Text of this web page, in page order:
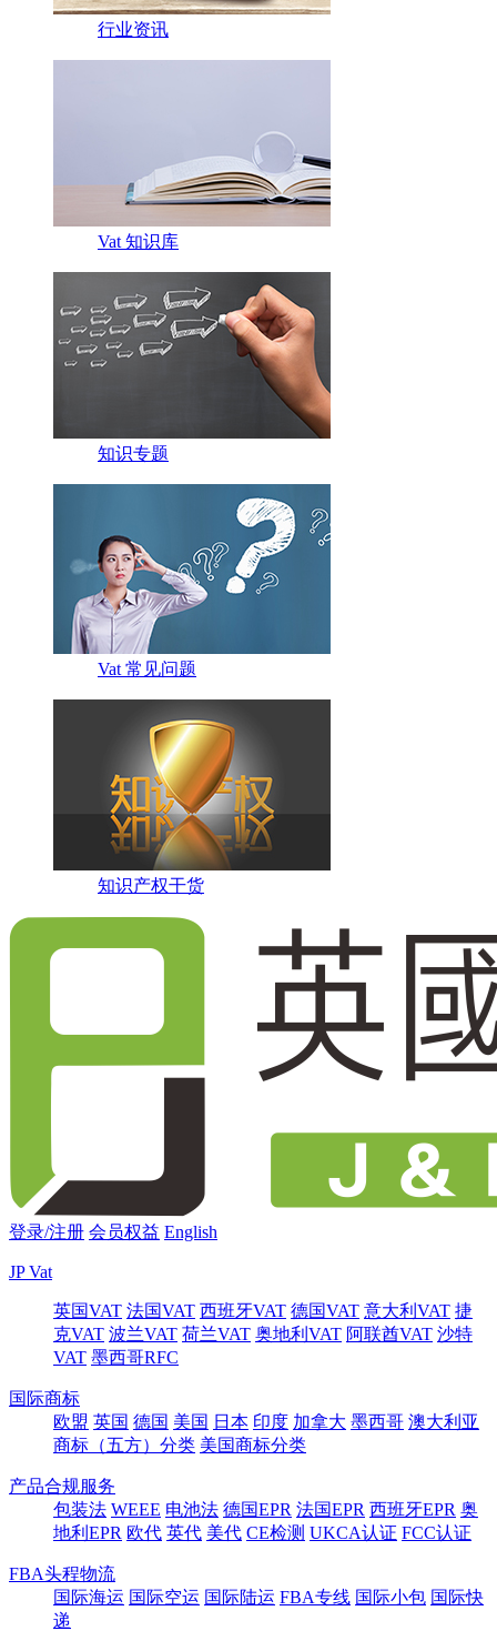
行业资讯
Vat 知识库
知识专题
Vat 常见问题
知识产权干货
登录/注册 会员权益 English
JP Vat
英国VAT 法国VAT 西班牙VAT 德国VAT 意大利VAT 捷
克VAT 波兰VAT 荷兰VAT 奥地利VAT 阿联酋VAT 沙特
VAT 墨西哥RFC
国际商标
欧盟 英国 德国 美国 日本 印度 加拿大 墨西哥 澳大利亚
商标（五方）分类 美国商标分类
产品合规服务
包装法 WEEE 电池法 德国EPR 法国EPR 西班牙EPR 奥
地利EPR 欧代 英代 美代 CE检测 UKCA认证 FCC认证
FBA头程物流
国际海运 国际空运 国际陆运 FBA专线 国际小包 国际快
递